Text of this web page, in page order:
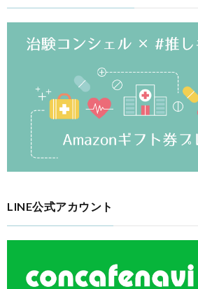
LINE公式アカウント